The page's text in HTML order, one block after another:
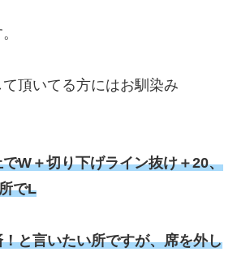
頂いてる方にはお馴染み
W＋切り下げライン抜け＋20、
でL
と言いたい所ですが、席を外し